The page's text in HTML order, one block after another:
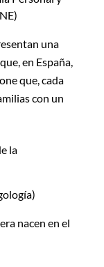
una
en España,
que, cada
con un
la
nacen en el